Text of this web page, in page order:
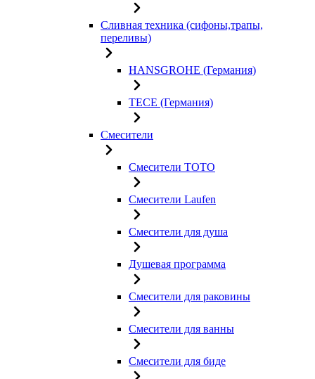
Сливная техника (сифоны,трапы,
переливы)
HANSGROHE (Германия)
TECE (Германия)
Смесители
Смесители TOTO
Смесители Laufen
Смесители для душа
Душевая программа
Смесители для раковины
Смесители для ванны
Смесители для биде